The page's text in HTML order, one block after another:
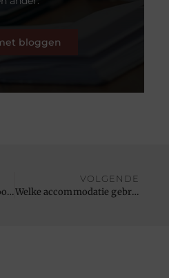
bloggen
Efficiënte oplossingen voor bedrijven van elke omvang
VOLGENDE
Welke accommodatie gebruik jij op vakantie? Dit zijn 4 voorbeelden